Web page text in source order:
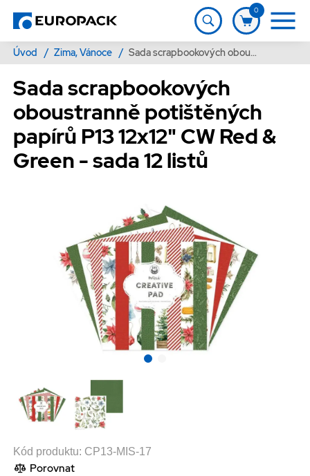
0
Úvod / Zima, Vánoce / Sada scrapbookových oboustranně potištěných papírů P13 12x12" CW Red & Green - sada 12 listů
Sada scrapbookových
oboustranně potištěných
papírů P13 12x12" CW Red &
Green - sada 12 listů
Kód produktu: CP13-MIS-17
Porovnat